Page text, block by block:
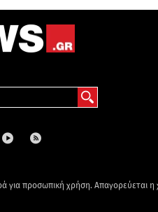
για προσωπική χρήση.